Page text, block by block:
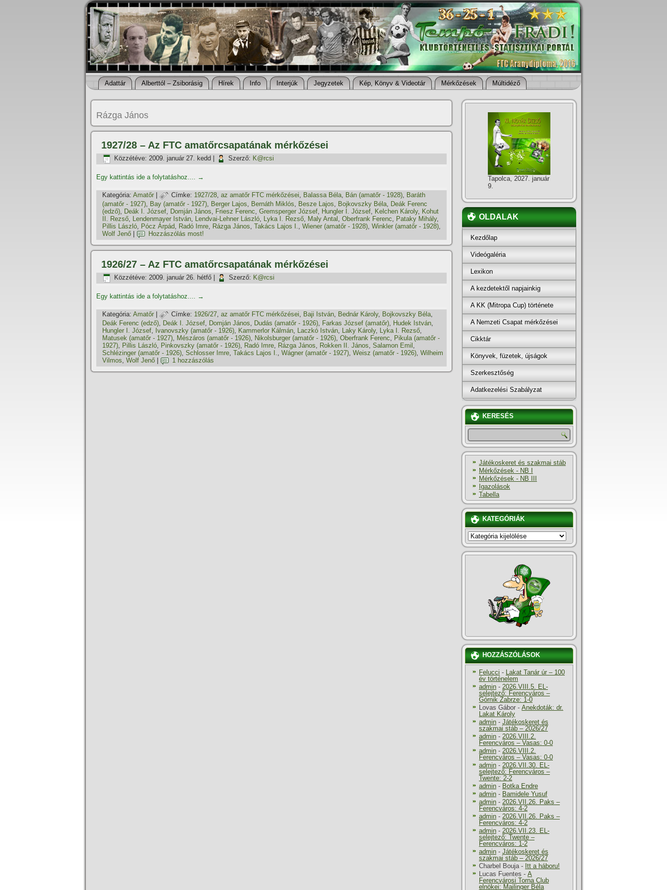
Adattár Alberttól – Zsiborásig Hí­rek Info Interjúk Jegyzetek Kép, Könyv & Videotár Mérkőzések Múltidéző
Rázga János
1927/28 – Az FTC amatőrcsapatának mérkőzései
Közzétéve: 2009. január 27. kedd Szerző: K@rcsi
Egy kattintás ide a folytatáshoz.... →
Kategória: Amatőr Címke: 1927/28, az amatőr FTC mérkőzései, Balassa Béla, Bán (amatőr - 1928), Baráth
(amatőr - 1927), Bay (amatőr - 1927), Berger Lajos, Bernáth Miklós, Besze Lajos, Bojkovszky Béla, Deák Ferenc
(edző), Deák I. József, Domján János, Friesz Ferenc, Gremsperger József, Hungler I. József, Kelchen Károly, Kohut
II. Rezső, Lendenmayer István, Lendvai-Lehner László, Lyka I. Rezső, Maly Antal , Oberfrank Ferenc, Pataky Mihály,
Pillis László, Pócz Árpád, Radó Imre, Rázga János, Takács Lajos I., Wiener (amatőr - 1928), Winkler (amatőr - 1928),
Wolf Jenő
Hozzászólás most!
1926/27 – Az FTC amatőrcsapatának mérkőzései
Közzétéve: 2009. január 26. hétfő Szerző: K@rcsi
Egy kattintás ide a folytatáshoz.... →
Kategória: Amatőr Címke: 1926/27, az amatőr FTC mérkőzései, Baji István, Bednár Károly, Bojkovszky Béla,
Deák Ferenc (edző), Deák I. József, Domján János, Dudás (amatőr - 1926), Farkas József (amatőr), Hudek István,
Hungler I. József, Ivanovszky (amatőr - 1926), Kammerlor Kálmán, Laczkó István, Laky Károly, Lyka I. Rezső,
Matusek (amatőr - 1927), Mészáros (amatőr - 1926), Nikolsburger (amatőr - 1926), Oberfrank Ferenc, Pikula (amatőr -
1927), Pillis László, Pinkovszky (amatőr - 1926), Radó Imre, Rázga János, Rokken II. János, Salamon Emil ,
Schlézinger (amatőr - 1926), Schlosser Imre, Takács Lajos I., Wágner (amatőr - 1927), Weisz (amatőr - 1926), Wilheim
Vilmos, Wolf Jenő 1 hozzászólás
Tapolca, 2027. január
9.
OLDALAK
Kezdőlap
Videógaléria
Lexikon
A kezdetektől napjainkig
A KK (Mitropa Cup) története
A Nemzeti Csapat mérkőzései
Cikktár
Könyvek, füzetek, újságok
Szerkesztőség
Adatkezelési Szabályzat
KERESÉS
Játékoskeret és szakmai stáb
Mérkőzések - NB I
Mérkőzések - NB III
Igazolások
Tabella
KATEGÓRIÁK
KATEGÓRIÁK
HOZZÁSZÓLÁSOK
Felucci - Lakat Tanár úr – 100
év történelem
admin - 2026.VIII.5. EL-
selejtező: Ferencváros –
Górnik Zabrze: 1-0
Lovas Gábor - Anekdoták: dr.
Lakat Károly
admin - Játékoskeret és
szakmai stáb – 2026/27
admin - 2026.VIII.2.
Ferencváros – Vasas: 0-0
admin - 2026.VIII.2.
Ferencváros – Vasas: 0-0
admin - 2026.VII.30. EL-
selejtező: Ferencváros –
Twente: 2-2
admin - Botka Endre
admin - Bamidele Yusuf
admin - 2026.VII.26. Paks –
Ferencváros: 4-2
admin - 2026.VII.26. Paks –
Ferencváros: 4-2
admin - 2026.VII.23. EL-
selejtező: Twente –
Ferencváros: 1-2
admin - Játékoskeret és
szakmai stáb – 2026/27
Charbel Bouja- Itt a háboru!
Lucas Fuentes - A
Ferencvárosi Torna Club
elnökei: Mailinger Béla